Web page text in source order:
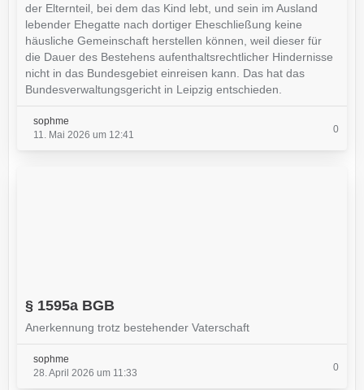
der Elternteil, bei dem das Kind lebt, und sein im Ausland
lebender Ehegatte nach dortiger Eheschließung keine
häusliche Gemeinschaft herstellen können, weil dieser für
die Dauer des Bestehens aufenthaltsrechtlicher Hindernisse
nicht in das Bundesgebiet einreisen kann. Das hat das
Bundesverwaltungsgericht in Leipzig entschieden.
sophme
11. Mai 2026 um 12:41
0
§ 1595a BGB
Anerkennung trotz bestehender Vaterschaft
sophme
28. April 2026 um 11:33
0